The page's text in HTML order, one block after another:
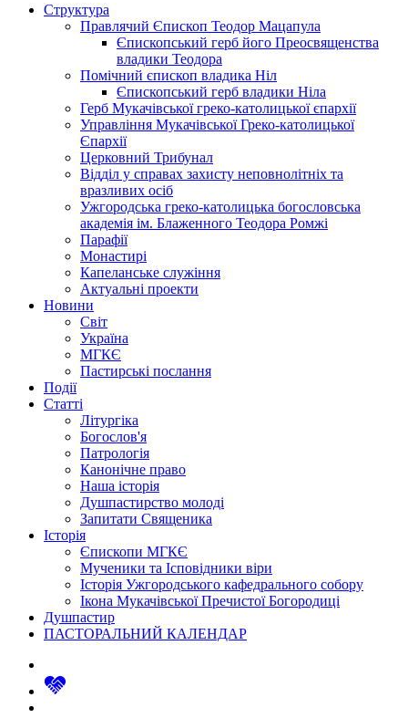
Структура
Правлячий Єпископ Теодор Мацапула
Єпископський герб його Преосвященства
владики Теодора
Помічний єпископ владика Ніл
Єпископський герб владики Ніла
Герб Мукачівської греко-католицької єпархії
Управління Мукачівської Греко-католицької
Єпархії
Церковний Трибунал
Відділ у справах захисту неповнолітніх та
вразливих осіб
Ужгородська греко-католицька богословська
академія ім. Блаженного Теодора Ромжі
Парафії
Монастирі
Капеланське служіння
Актуальні проекти
Новини
Світ
Україна
МГКЄ
Пастирські послання
Події
Статті
Літургіка
Богослов'я
Патрологія
Канонічне право
Наша історія
Душпастирство молоді
Запитати Священика
Історія
Єпископи МГКЄ
Мученики та Ісповідники віри
Історія Ужгородського кафедрального собору
Ікона Мукачівської Пречистої Богородиці
Душпастир
ПАСТОРАЛЬНИЙ КАЛЕНДАР